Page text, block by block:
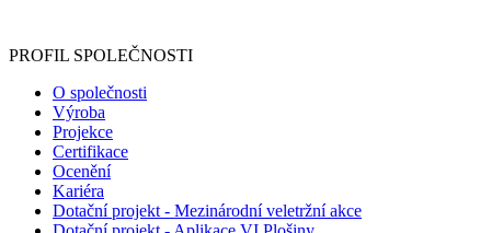
PROFIL SPOLEČNOSTI
O společnosti
Výroba
Projekce
Certifikace
Ocenění
Kariéra
Dotační projekt - Mezinárodní veletržní akce